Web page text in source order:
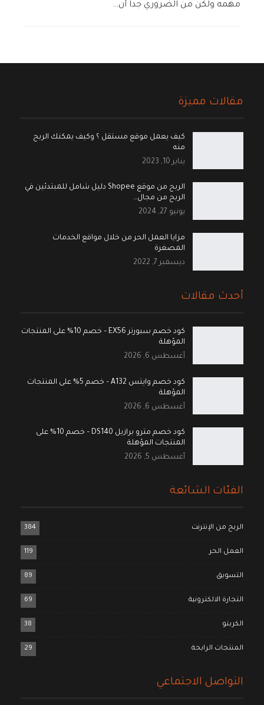
مهمه ولكن من الضروري جدا أن…
مقالات مميزة
كيف يعمل موقع مستقل ؟ وكيف يمكنك الربح
منه
يناير 10, 2023
الربح من موقع Shopee دليل شامل للمبتدئين في
الربح من مجال…
يونيو 27, 2024
مزايا العمل الحر من خلال مواقع الخدمات
المصغرة
ديسمبر 7, 2022
أحدث مقالات
كود خصم سبورتر EX56 – خصم 10% على المنتجات
المؤهلة
أغسطس 6, 2026
كود خصم وايتس A132 – خصم 5% على المنتجات
المؤهلة
أغسطس 6, 2026
كود خصم مترو برازيل DS140 – خصم 10% على
المنتجات المؤهلة
أغسطس 5, 2026
الفئات الشائعة
الربح من الإنترنت 384
العمل الحر 119
التسويق 89
التجارة الالكترونية 69
الكربتو 38
المنتجات الرابحة 29
التواصل الاجتماعي